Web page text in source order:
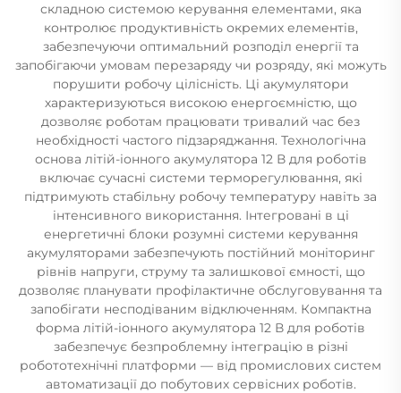
складною системою керування елементами, яка
контролює продуктивність окремих елементів,
забезпечуючи оптимальний розподіл енергії та
запобігаючи умовам перезаряду чи розряду, які можуть
порушити робочу цілісність. Ці акумулятори
характеризуються високою енергоємністю, що
дозволяє роботам працювати тривалий час без
необхідності частого підзаряджання. Технологічна
основа літій-іонного акумулятора 12 В для роботів
включає сучасні системи терморегулювання, які
підтримують стабільну робочу температуру навіть за
інтенсивного використання. Інтегровані в ці
енергетичні блоки розумні системи керування
акумуляторами забезпечують постійний моніторинг
рівнів напруги, струму та залишкової ємності, що
дозволяє планувати профілактичне обслуговування та
запобігати несподіваним відключенням. Компактна
форма літій-іонного акумулятора 12 В для роботів
забезпечує безпроблемну інтеграцію в різні
робототехнічні платформи — від промислових систем
автоматизації до побутових сервісних роботів.